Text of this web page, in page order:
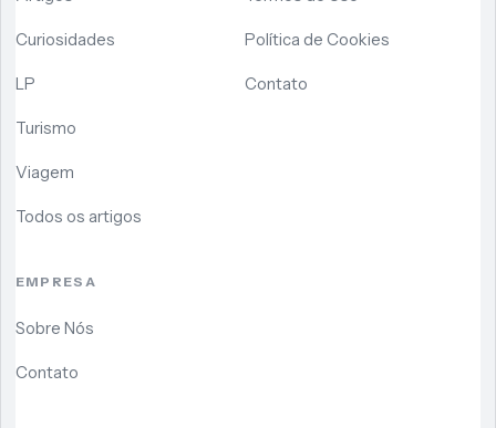
Curiosidades
LP
Turismo
Viagem
Todos os artigos
Política de Cookies
Contato
EMPRESA
Sobre Nós
Contato